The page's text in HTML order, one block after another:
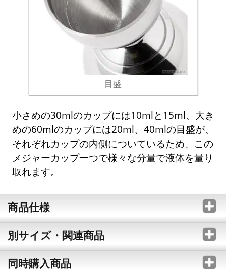
目盛
小さめの30mlのカップには10mlと15ml、大き
めの60mlのカップには20ml、40mlの目盛が、
それぞれカップの内側についているため、この
メジャーカップ一つで様々な分量で液体を量り
取れます。
商品仕様
別サイズ・関連商品
同時購入商品